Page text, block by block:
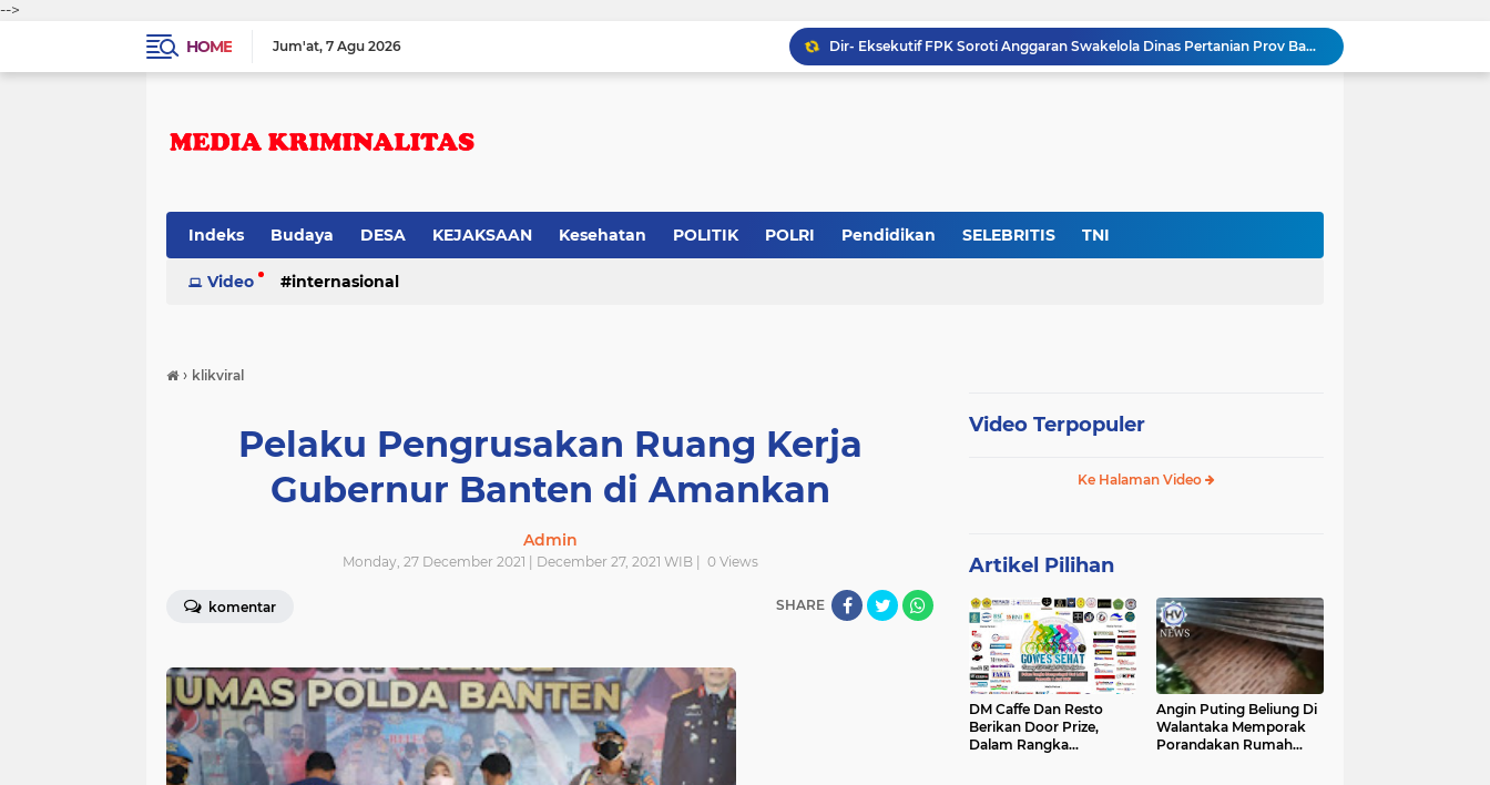
-->
HOME
Jum'at 7 Agu 2026
Dir- Eksekutif FPK Soroti Anggaran Swakelola Dinas Pertanian Prov Banten ‘Disembunyikan’Dari SiRUP LKPP, (Cacat Transparansi)
Jan Maringka: Hari Bhakti Adhyaksa 2026 Harus Menjadi Momentum Reformasi di Tubuh Kejaksaan
Skandal Data "Siswa Siluman" di Banten: Anggaran Rp.17 Miliar Terancam Bocor, Sistem Dapodik Dipertanyakan.?
Indeks Budaya DESA KEJAKSAAN Kesehatan POLITIK POLRI Pendidikan SELEBRITIS TNI
Video internasional
› klikviral
Pelaku Pengrusakan Ruang Kerja
Gubernur Banten di Amankan
Admin
Monday, 27 December 2021 | December 27, 2021 WIB | 0Views
komentar SHARE
Video Terpopuler
Ke Halaman Video
Artikel Pilihan
DM Caffe Dan Resto
Berikan Door Prize,
Dalam Rangka
Angin Puting Beliung Di
Walantaka Memporak
Porandakan Rumah